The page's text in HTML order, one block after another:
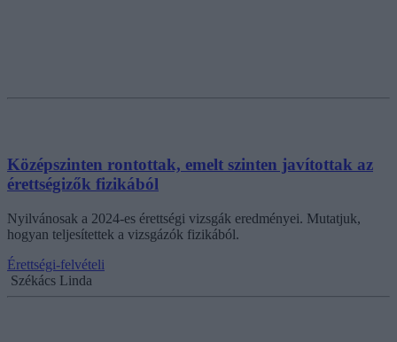
Középszinten rontottak, emelt szinten javítottak az
érettségizők fizikából
Nyilvánosak a 2024-es érettségi vizsgák eredményei. Mutatjuk,
hogyan teljesítettek a vizsgázók fizikából.
Érettségi-felvételi
Székács Linda